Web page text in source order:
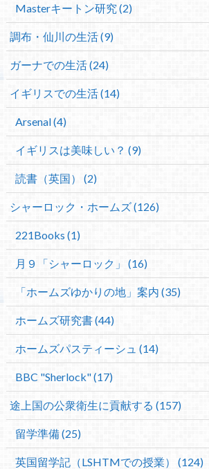
Masterキートン研究 (2)
調布・仙川の生活 (9)
ガーナでの生活 (24)
イギリスでの生活 (14)
Arsenal (4)
イギリスは美味しい？ (9)
読書（英国） (2)
シャーロック・ホームズ (126)
221Books (1)
月９「シャーロック」 (16)
「ホームズゆかりの地」案内 (35)
ホームズ研究書 (44)
ホームズパスティーシュ (14)
BBC "Sherlock" (17)
途上国の公衆衛生に貢献する (157)
留学準備 (25)
英国留学記（LSHTMでの授業） (124)